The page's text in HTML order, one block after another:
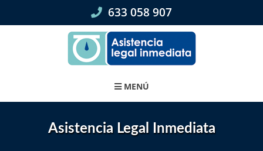
633 058 907
MENÚ
Asistencia Legal Inmediata